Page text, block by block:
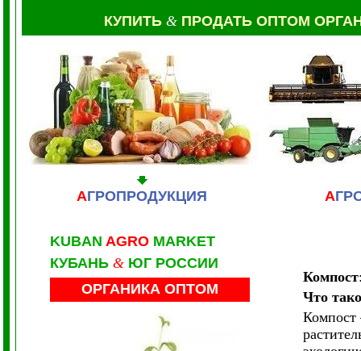
КУПИТЬ & ПРОДАТЬ ОПТОМ
АГРОПРОДУКЦИЯ А
KUBAN AGRO MARKET
КУБАНЬ & ЮГ РОССИИ
ОРГАНИКА ОПТОМ
Компост
Что
Компост